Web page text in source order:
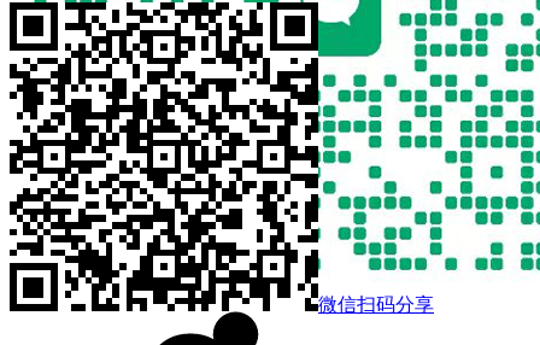
微信扫码分享